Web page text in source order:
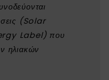
(Solar
Label) που
ηλιακών